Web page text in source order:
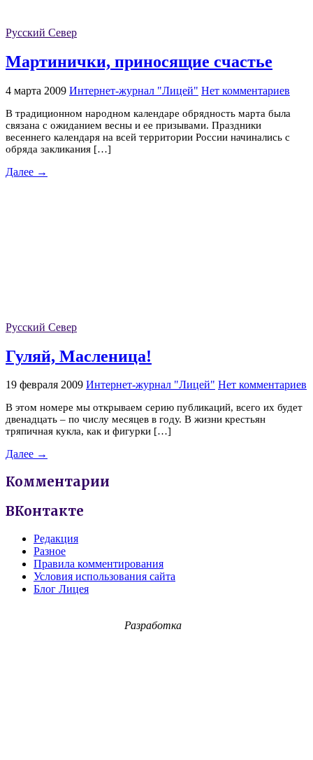
Русский Север
Мартинички, приносящие счастье
4 марта 2009 Интернет-журнал "Лицей" Нет комментариев
В традиционном народном календаре обрядность марта была
связана с ожиданием весны и ее призывами. Праздники
весеннего календаря на всей территории России начинались с
обряда закликания […]
Далее →
Русский Север
Гуляй, Масленица!
19 февраля 2009 Интернет-журнал "Лицей" Нет комментариев
В этом номере мы открываем серию публикаций, всего их будет
двенадцать – по числу месяцев в году. В жизни крестьян
тряпичная кукла, как и фигурки […]
Далее →
Комментарии
ВКонтакте
Редакция
Разное
Правила комментирования
Условия использования сайта
Блог Лицея
Разработка